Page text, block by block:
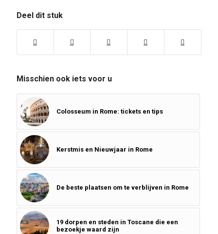
Deel dit stuk
Misschien ook iets voor u
Colosseum in Rome: tickets en tips
Kerstmis en Nieuwjaar in Rome
De beste plaatsen om te verblijven in Rome
19 dorpen en steden in Toscane die een
bezoekje waard zijn